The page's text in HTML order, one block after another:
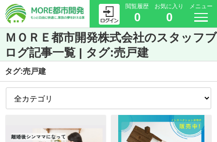
閲覧履歴
0
お気に入り
0
メニュー
ＭＯＲＥ都市開発株式会社のスタッフブ
ログ記事一覧 | タグ:売戸建
タグ:売戸建